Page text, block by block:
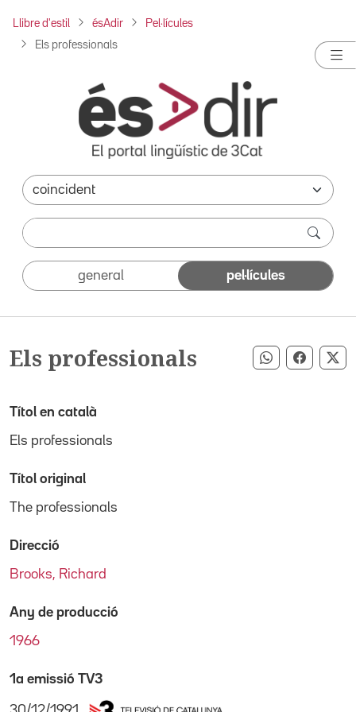
Llibre d'estil ésAdir Pel·lícules
Els professionals
general pel·lícules
Els professionals Compartir
Títol en català
Els professionals
Títol original
The professionals
Direcció
Brooks, Richard
Any de producció
1966
1a emissió TV3